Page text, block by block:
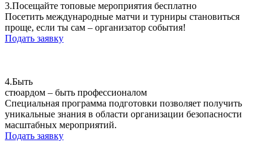
3.Посещайте топовые мероприятия бесплатно
Посетить международные матчи и турниры становиться
проще, если ты сам – организатор события!
Подать заявку
4.Быть
стюардом – быть профессионалом
Специальная программа подготовки позволяет получить
уникальные знания в области организации безопасности
масштабных мероприятий.
Подать заявку